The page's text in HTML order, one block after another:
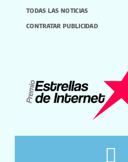
TODAS LAS NOTICIAS
CONTRATAR PUBLICIDAD